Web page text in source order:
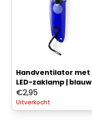
Handventilator met
LED-zaklamp | blauw
€2,95
Uitverkocht